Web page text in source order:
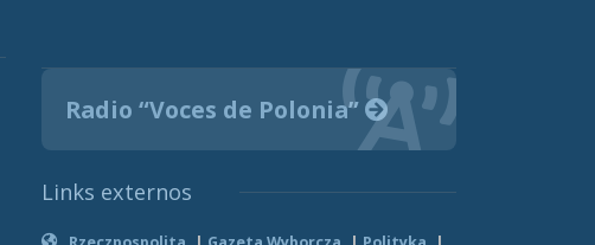
Radio “Voces de Polonia”
Links externos